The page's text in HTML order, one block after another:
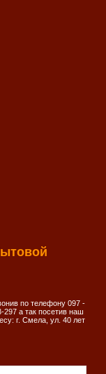
по телефону 097 -
297 а так посетив наш
г. Смела, ул. 40 лет